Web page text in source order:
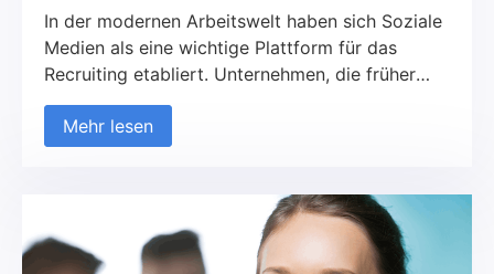
In der modernen Arbeitswelt haben sich Soziale
Medien als eine wichtige Plattform für das
Recruiting etabliert. Unternehmen, die früher
ausschließlich auf traditionelle Kanäle wie
Jobportale und Printmedien gesetzt haben,
nutzen zunehmend soziale Netzwerke, um neue
Kandidaten in Kontakt zu treten. Diese
Entwicklung betrifft sowohl den B2C- als auch
den B2B-Bereich. Aber was macht das
Mehr lesen